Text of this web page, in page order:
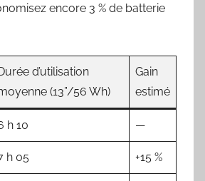
encore 3 % de batterie
d’utilisation
(13”/56 Wh)
Gain
estimé
h 10 —
h 05 +15 %